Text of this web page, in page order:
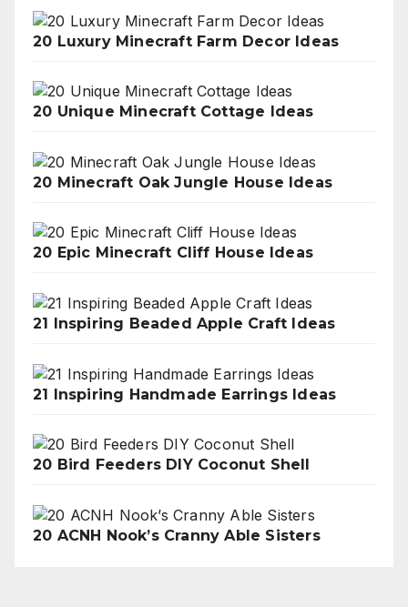
20 Luxury Minecraft Farm Decor Ideas
20 Unique Minecraft Cottage Ideas
20 Minecraft Oak Jungle House Ideas
20 Epic Minecraft Cliff House Ideas
21 Inspiring Beaded Apple Craft Ideas
21 Inspiring Handmade Earrings Ideas
20 Bird Feeders DIY Coconut Shell
20 ACNH Nook’s Cranny Able Sisters